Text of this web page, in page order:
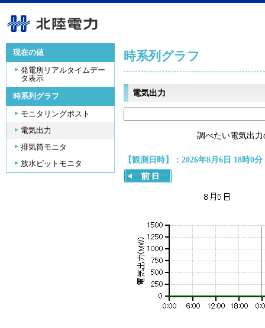
現在の値
発電所リアルタイムデー
タ表示
時系列グラフ
モニタリングポスト
電気出力
排気筒モニタ
放水ピットモニタ
時系列グラフ
電気出力
調べたい電気出
【観測日時】：2026年8月6日 18時0分